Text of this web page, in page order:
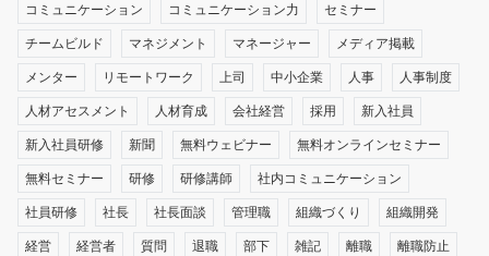
コミュニケーション コミュニケーション力 セミナー
チームビルド マネジメント マネージャー メディア掲載
メンター リモートワーク 上司 中小企業 人事 人事制度
人材アセスメント 人材育成 会社経営 採用 新入社員
新入社員研修 新聞 無料ウェビナー 無料オンラインセミナー
無料セミナー 研修 研修講師 社内コミュニケーション
社員研修 社長 社長面談 管理職 組織づくり 組織開発
経営 経営者 質問 退職 部下 雑記 離職 離職防止